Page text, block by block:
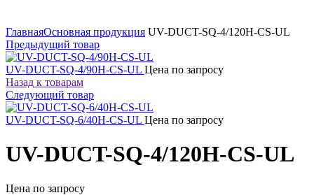
ГлавнаяОсновная продукция UV-DUCT-SQ-4/120H-CS-UL
Предыдущий товар
UV-DUCT-SQ-4/90H-CS-UL Цена по запросу
Назад к товарам
Следующий товар
UV-DUCT-SQ-6/40H-CS-UL Цена по запросу
UV-DUCT-SQ-4/120H-CS-UL
Цена по запросу